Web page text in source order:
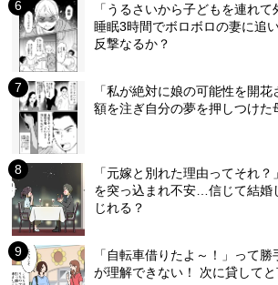
「うるさいから子どもを連れ
睡眠3時間でボロボロの妻に追
反撃なるか？
「私が絶対に娘の可能性を開
額を注ぎ自分の夢を押しつけた
「元嫁と別れた理由ってそれ
を突っ込まれ不安…信じて結婚
じれる？
「自転車借りたよ～！」って
が理解できない！ 次に貸して